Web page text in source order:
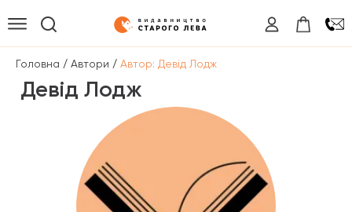
Головна / Автори / Автор: Девід Лодж
Девід Лодж